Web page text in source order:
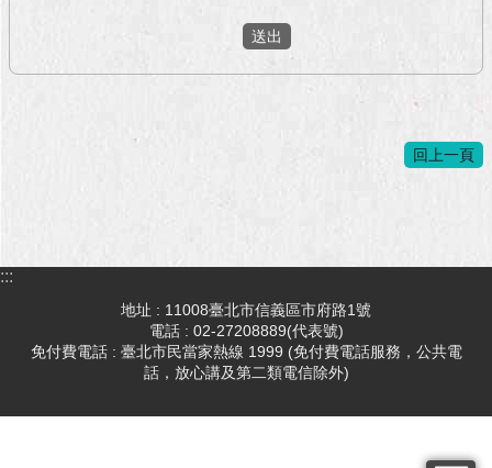
回上一頁
:::
地址 : 11008臺北市信義區市府路1號
電話 : 02-27208889(代表號)
免付費電話 : 臺北市民當家熱線 1999 (免付費電話服務，公共電
話，放心講及第二類電信除外)